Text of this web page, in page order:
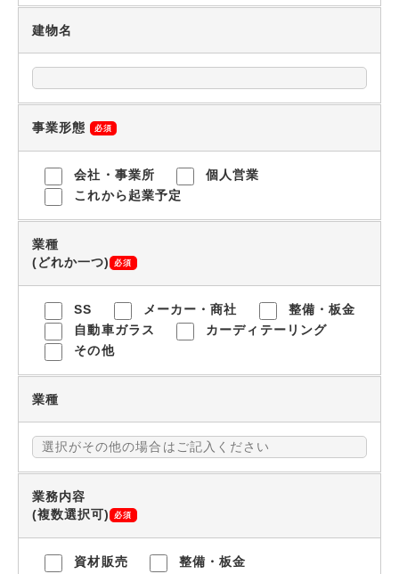
建物名
事業形態 必須
会社・事業所
個人営業
これから起業予定
業種
(どれか一つ) 必須
SS メーカー・商社
整備・板金
自動車ガラス
カーディテーリング
その他
業種
業務内容
(複数選択可) 必須
資材販売
整備・板金